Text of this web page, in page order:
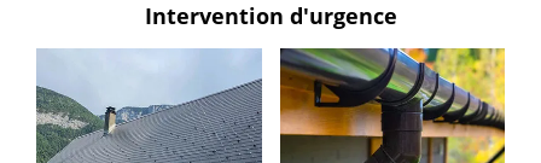
Intervention d'urgence